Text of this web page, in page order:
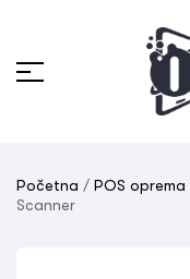
Početna / POS oprema
Scanner